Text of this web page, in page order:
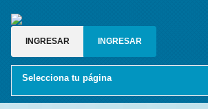
INGRESAR INGRESAR
Selecciona tu página